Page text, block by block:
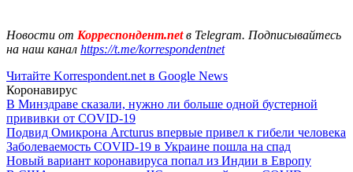
Новости от Корреспондент.netв Telegram. Подписывайтесь
на наш канал https://t.me/korrespondentnet
Читайте Korrespondent.net в Google News
Коронавирус
В Минздраве сказали, нужно ли больше одной бустерной
прививки от COVID-19
Подвид Омикрона Arcturus впервые привел к гибели человека
Заболеваемость COVID-19 в Украине пошла на спад
Новый вариант коронавируса попал из Индии в Европу